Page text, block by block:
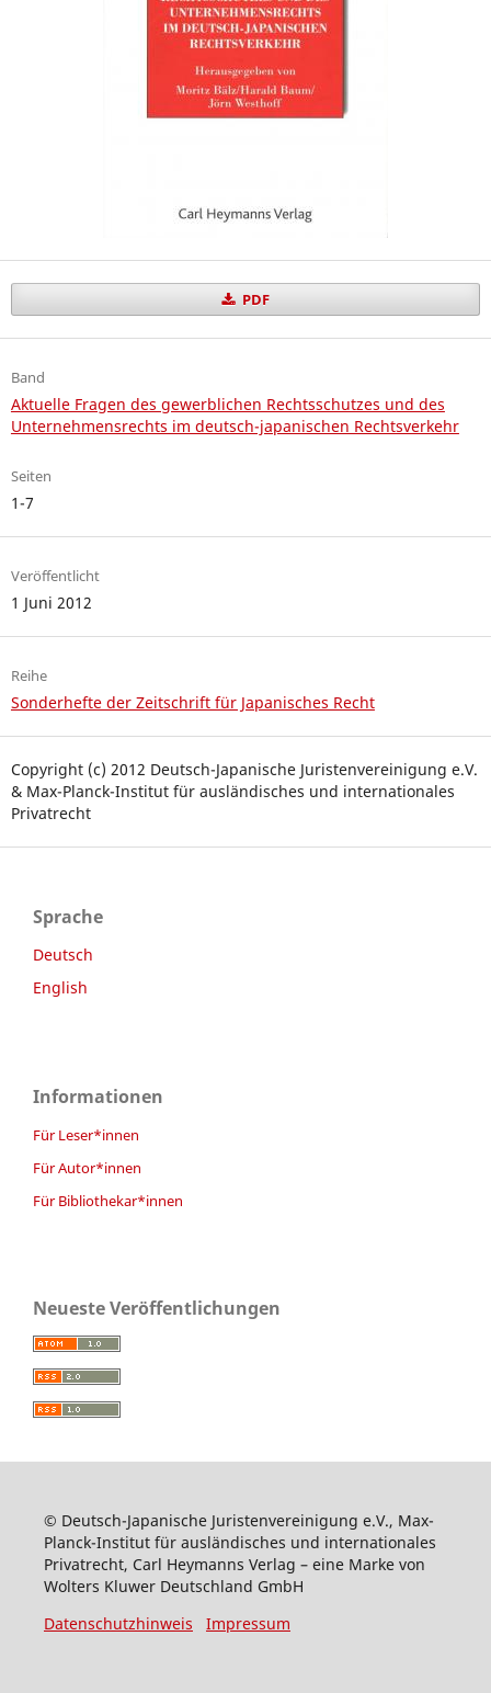
PDF
Band
Aktuelle Fragen des gewerblichen Rechtsschutzes und des
Unternehmensrechts im deutsch-japanischen Rechtsverkehr
Seiten
1-7
Veröffentlicht
1 Juni 2012
Reihe
Sonderhefte der Zeitschrift für Japanisches Recht
Copyright (c) 2012 Deutsch-Japanische Juristenvereinigung e.V.
& Max-Planck-Institut für ausländisches und internationales
Privatrecht
Sprache
Deutsch
English
Informationen
Für Leser*innen
Für Autor*innen
Für Bibliothekar*innen
Neueste Veröffentlichungen
© Deutsch-Japanische Juristenvereinigung e.V., Max-
Planck-Institut für ausländisches und internationales
Privatrecht, Carl Heymanns Verlag – eine Marke von
Wolters Kluwer Deutschland GmbH
Datenschutzhinweis
Impressum